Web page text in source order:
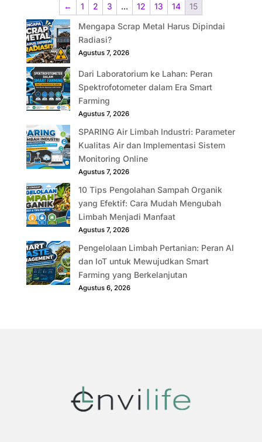
← 1 2 3 … 12 13 14
15
Mengapa Scrap Metal Harus Dipindai
Radiasi?
Agustus 7, 2026
Dari Laboratorium ke Lahan: Peran
Spektrofotometer dalam Era Smart
Farming
Agustus 7, 2026
SPARING Air Limbah Industri: Parameter
Kualitas Air dan Implementasi Sistem
Monitoring Online
Agustus 7, 2026
10 Tips Pengolahan Sampah Organik
yang Efektif: Cara Mudah Mengubah
Limbah Menjadi Manfaat
Agustus 7, 2026
Pengelolaan Limbah Pertanian: Peran AI
dan IoT untuk Mewujudkan Smart
Farming yang Berkelanjutan
Agustus 6, 2026